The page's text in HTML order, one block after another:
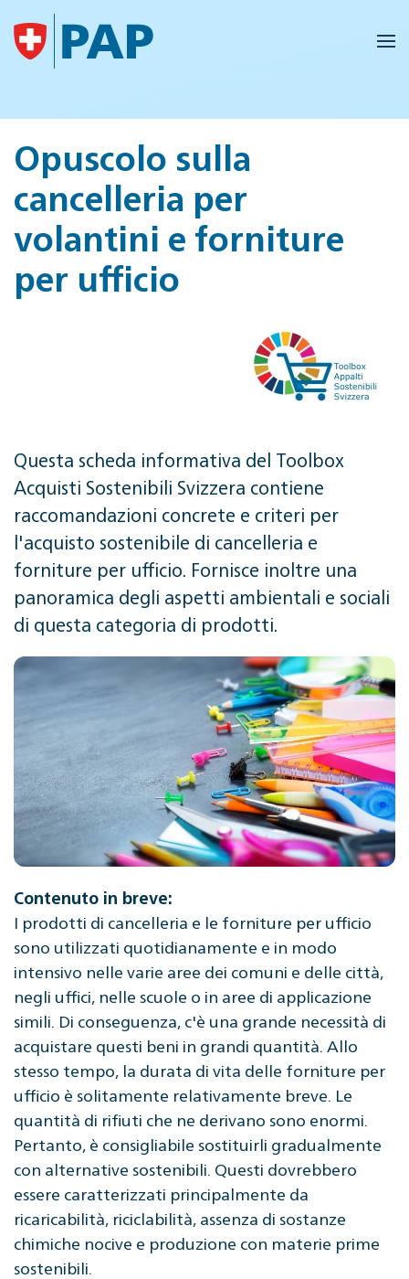
Skip to main content
Opuscolo sulla
cancelleria per
volantini e forniture
per ufficio
Questa scheda informativa del Toolbox
Acquisti Sostenibili Svizzera contiene
raccomandazioni concrete e criteri per
l'acquisto sostenibile di cancelleria e
forniture per ufficio. Fornisce inoltre una
panoramica degli aspetti ambientali e sociali
di questa categoria di prodotti.
Contenuto in breve:
I prodotti di cancelleria e le forniture per ufficio
sono utilizzati quotidianamente e in modo
intensivo nelle varie aree dei comuni e delle città,
negli uffici, nelle scuole o in aree di applicazione
simili. Di conseguenza, c'è una grande necessità di
acquistare questi beni in grandi quantità. Allo
stesso tempo, la durata di vita delle forniture per
ufficio è solitamente relativamente breve. Le
quantità di rifiuti che ne derivano sono enormi.
Pertanto, è consigliabile sostituirli gradualmente
con alternative sostenibili. Questi dovrebbero
essere caratterizzati principalmente da
ricaricabilità, riciclabilità, assenza di sostanze
chimiche nocive e produzione con materie prime
sostenibili.